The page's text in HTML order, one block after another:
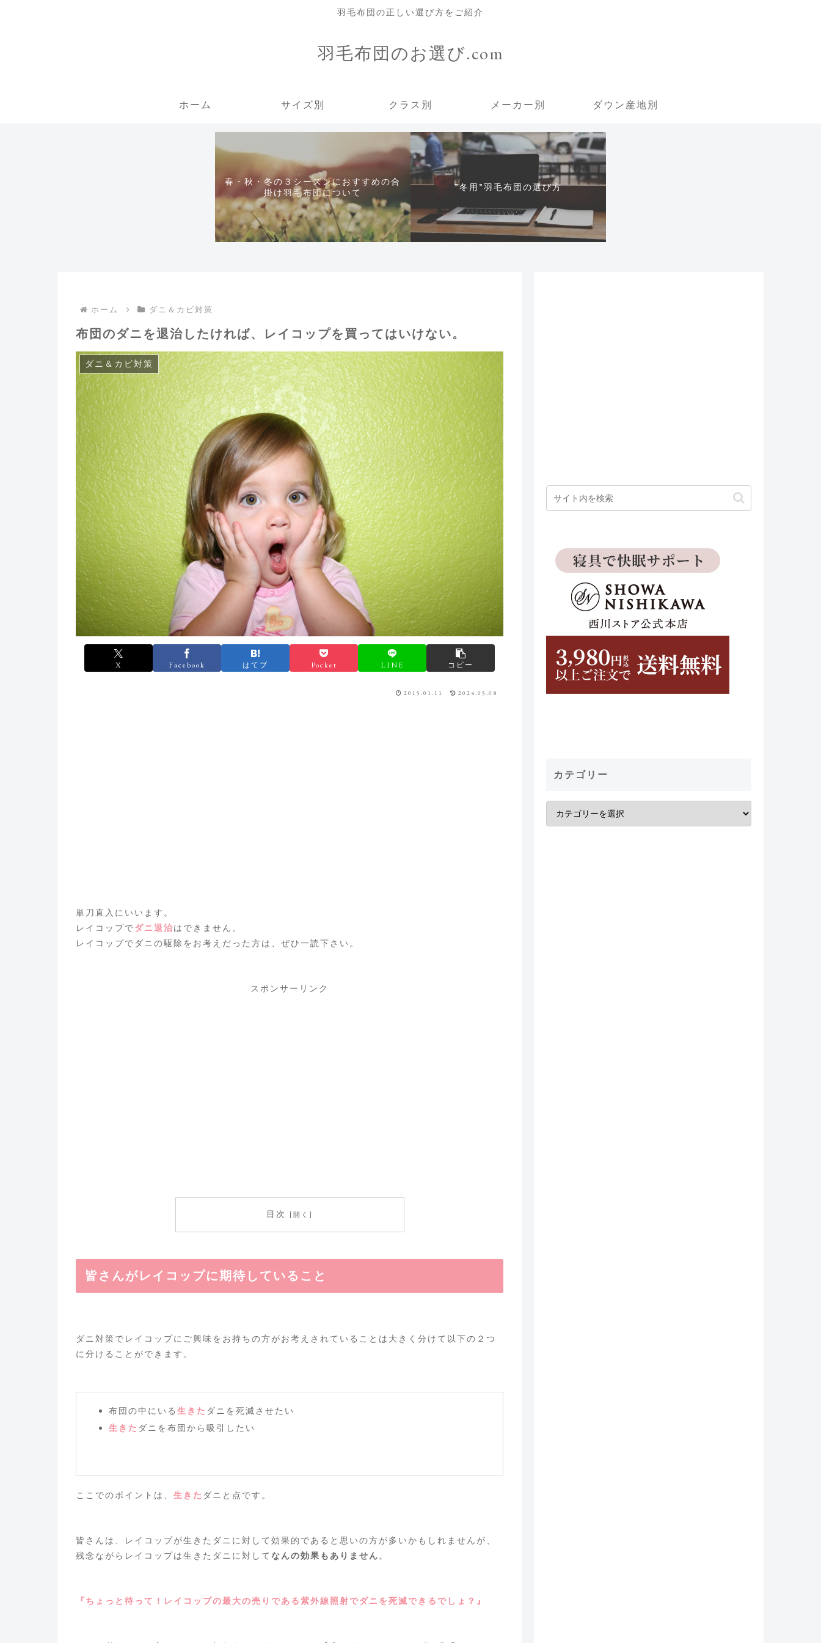
羽毛布団の正しい選び方をご紹介
羽毛布団のお選び.com
ホーム サイズ別 クラス別 メーカー別 ダウン産地別
春・秋・冬の３シーズンにおすすめの合
掛け羽毛布団について
”冬用”羽毛布団の選び方
ホーム ダニ＆カビ対策
布団のダニを退治したければ、レイコップを買ってはいけない。
ダニ＆カビ対策
X Facebook はてブ Pocket LINE コピー
2015.01.11 2024.05.08
単刀直入にいいます。
レイコップでダニ退治はできません。
レイコップでダニの駆除をお考えだった方は、ぜひ一読下さい。
スポンサーリンク
目次
皆さんがレイコップに期待していること
ダニ対策でレイコップにご興味をお持ちの方がお考えされていることは大きく分けて以下の２つ
に分けることができます。
布団の中にいる 生きた ダニを死滅させたい
生きた ダニを布団から吸引したい
ここでのポイントは、 生きた ダニと点です。
皆さんは、レイコップが生きたダニに対して効果的であると思いの方が多いかもしれませんが、
残念ながらレイコップは生きたダニに対して なんの効果もありません。
『ちょっと待って！レイコップの最大の売りである紫外線照射でダニを死滅できるでしょ？』
カテゴリー